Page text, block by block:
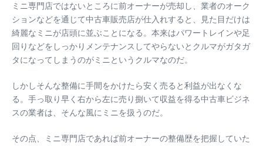
ミニ専門店ではないところに前オーナーが売却し、業者のオーク
ションなどを通じて中古車販売店が仕入れすると、見た目だけは
綺麗なミニが店頭に並ぶことになる。本来はパワートレインや足
回りなどをしっかりメンテナンスしてやらないとクルマがガタガ
タになってしまうのがミニというクルマなのだ。
しかしそんな整備に手間をかけたら安く売ると利益が出なくな
る。手っ取り早く右から左に売り捌いて収益を得る中古車ビジネ
スの業者は、そんな風にミニを扱うのだ。
その点、ミニ専門店であれば前オーナーの整備歴を把握していた